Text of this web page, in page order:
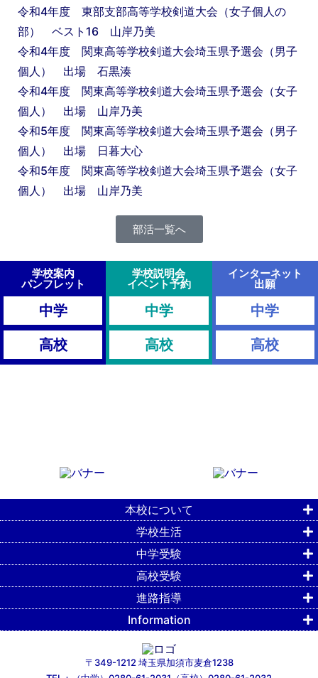
令和4年度 東部支部高等学校剣道大会（女子個人の
部） ベスト16 山岸乃美
令和4年度 関東高等学校剣道大会埼玉県予選会（男子
個人） 出場 石黒湊
令和4年度 関東高等学校剣道大会埼玉県予選会（女子
個人） 出場 山岸乃美
令和5年度 関東高等学校剣道大会埼玉県予選会（男子
個人） 出場 日暮大心
令和5年度 関東高等学校剣道大会埼玉県予選会（女子
個人） 出場 山岸乃美
部活一覧へ
学校案内
パンフレット
中学
高校
学校説明会
イベント予約
中学
高校
インターネット
出願
中学
高校
〒349-1212 埼玉県加須市麦倉1238
本校について
学校生活
中学受験
高校受験
進路指導
Information